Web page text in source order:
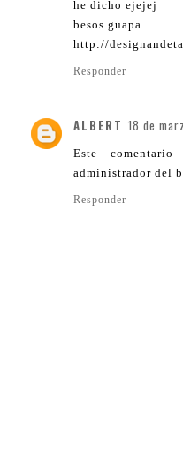
he dicho ejejej
besos guapa
http://
Responder
ALBERT 18 de
Este
administrador del
Responder